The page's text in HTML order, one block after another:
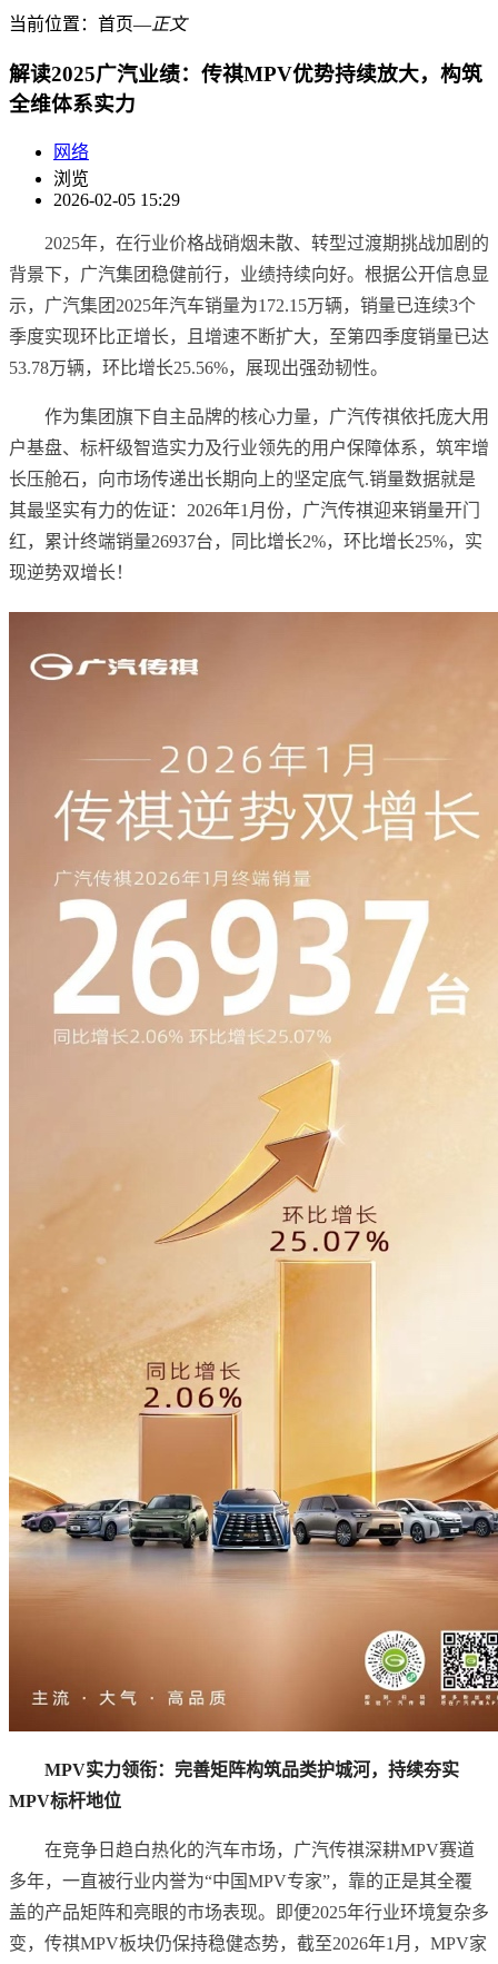
当前位置： 首页―正文
解读2025广汽业绩：传祺MPV优势持续放大，构筑
全维体系实力
网络
浏览
2026-02-05 15:29
2025年，在行业价格战硝烟未散、转型过渡期挑战加剧的
背景下，广汽集团稳健前行，业绩持续向好。根据公开信息显
示，广汽集团2025年汽车销量为172.15万辆，销量已连续3个
季度实现环比正增长，且增速不断扩大，至第四季度销量已达
53.78万辆，环比增长25.56%，展现出强劲韧性。
作为集团旗下自主品牌的核心力量，广汽传祺依托庞大用
户基盘、标杆级智造实力及行业领先的用户保障体系，筑牢增
长压舱石，向市场传递出长期向上的坚定底气.销量数据就是
其最坚实有力的佐证：2026年1月份，广汽传祺迎来销量开门
红，累计终端销量26937台，同比增长2%，环比增长25%，实
现逆势双增长！
MPV实力领衔：完善矩阵构筑品类护城河，持续夯实
MPV标杆地位
在竞争日趋白热化的汽车市场，广汽传祺深耕MPV赛道
多年，一直被行业内誉为“中国MPV专家”，靠的正是其全覆
盖的产品矩阵和亮眼的市场表现。即便2025年行业环境复杂多
变，传祺MPV板块仍保持稳健态势，截至2026年1月，MPV家